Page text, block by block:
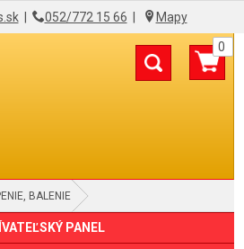
| 052/772 15 66 Mapy
0
BALENIE
PANEL